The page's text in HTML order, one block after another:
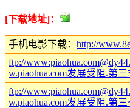
[下载地址]：
手机电影下载： http://
ftp://
w.piaohua.com发展受阻.第
ftp://
w.piaohua.com发展受阻.第